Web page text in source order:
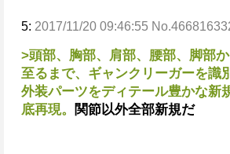
5: 2017/11/20 09:46:55
>頭部、胸部、肩部、腰部、脚部
至るまで、ギャンクリーガーを識
外装パーツをディテール豊かな新
底再現。
関節以外全部新規だ